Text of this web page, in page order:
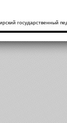
государственный